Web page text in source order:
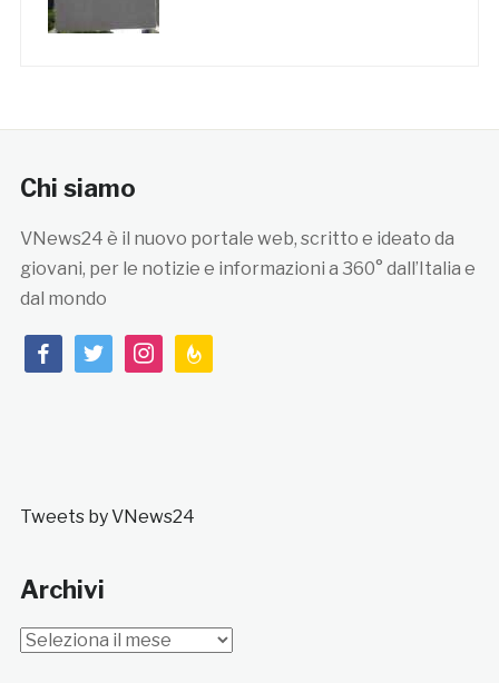
Chi siamo
VNews24 è il nuovo portale web, scritto e ideato da
giovani, per le notizie e informazioni a 360° dall’Italia e
dal mondo
facebooktwitterinstagramfeedburner
Tweets by VNews24
Archivi
Archivi